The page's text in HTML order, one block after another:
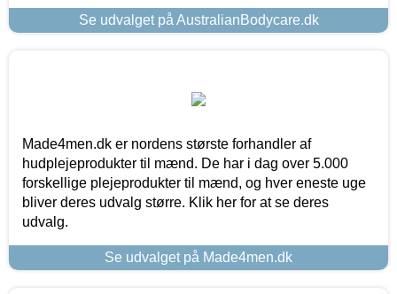
Se udvalget på AustralianBodycare.dk
Made4men.dk er nordens største forhandler af
hudplejeprodukter til mænd. De har i dag over 5.000
forskellige plejeprodukter til mænd, og hver eneste uge
bliver deres udvalg større. Klik her for at se deres
udvalg.
Se udvalget på Made4men.dk